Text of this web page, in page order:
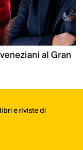
al Gran
e riviste di